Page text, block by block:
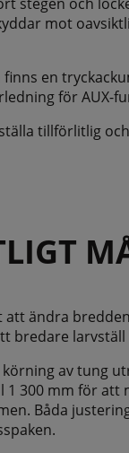
mot
en
för AUX-
tillförlitlig
att ändra
bredare
av tung
300 mm för att
Båda